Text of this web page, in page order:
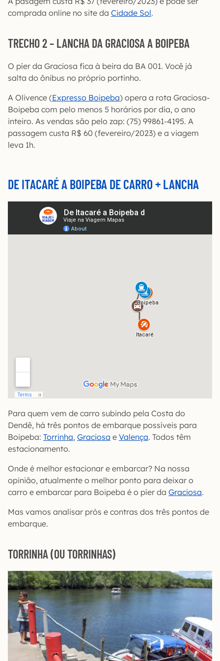
comprada online no site da Cidade Sol.
TRECHO 2 – LANCHA DA GRACIOSA A BOIPEBA
O píer da Graciosa fica à beira da BA 001. Você já
salta do ônibus no próprio portinho.
A Olivence (Expresso Boipeba) opera a rota Graciosa-
Boipeba com pelo menos 5 horários por dia, o ano
inteiro. As vendas são pelo zap: (75) 99861-4195. A
passagem custa R$ 60 (fevereiro/2023) e a viagem
leva 1h.
DE ITACARÉ A BOIPEBA DE CARRO + LANCHA
Para quem vem de carro subindo pela Costa do
Dendê, há três pontos de embarque possíveis para
Boipeba: Torrinha, Graciosa e Valença. Todos têm
estacionamento.
Onde é melhor estacionar e embarcar? Na nossa
opinião, atualmente o melhor ponto para deixar o
carro e embarcar para Boipeba é o píer da Graciosa.
Mas vamos analisar prós e contras dos três pontos de
embarque.
TORRINHA (OU TORRINHAS)